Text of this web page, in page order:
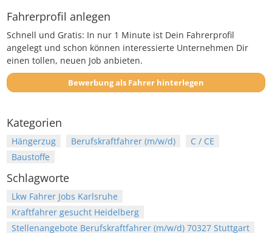
Fahrerprofil anlegen
Schnell und Gratis: In nur 1 Minute ist Dein Fahrerprofil
angelegt und schon können interessierte Unternehmen Dir
einen tollen, neuen Job anbieten.
Bewerbung als Fahrer hinterlegen
Kategorien
Hängerzug Berufskraftfahrer (m/w/d)
C / CE
Baustoffe
Schlagworte
Lkw Fahrer Jobs Karlsruhe
Kraftfahrer gesucht Heidelberg
Stellenangebote Berufskraftfahrer (m/w/d) 70327 Stuttgart